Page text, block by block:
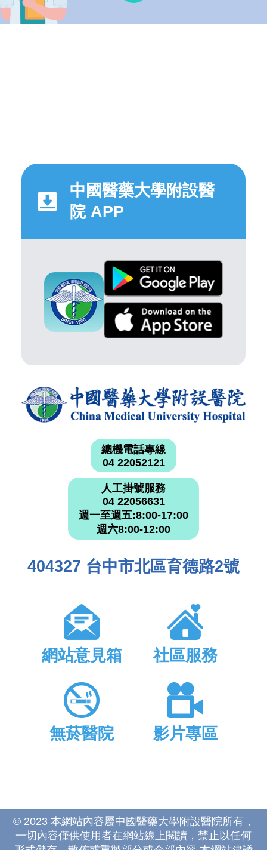
中國醫藥大學附設醫
院 APP
總機電話專線
04 22052121
人工掛號服務
04 22056631
週一至週五:8:00-17:00
週六8:00-12:00
404327 台中市北區育德路2號
網站意見箱 社區服務
無菸醫院 影片專區
© 2023 本網站內容屬中國醫藥大學附設醫院所有，
一切內容僅供使用者在網站線上閱讀，禁止以任何